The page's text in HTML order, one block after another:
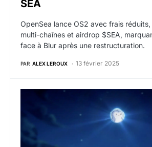
SEA
OpenSea lance OS2 avec frais
multi-chaînes et airdrop $SEA,
face à Blur après une restructuration.
PAR ALEX LEROUX 13 février 2025
web3 : Le projet NFT Pudgy